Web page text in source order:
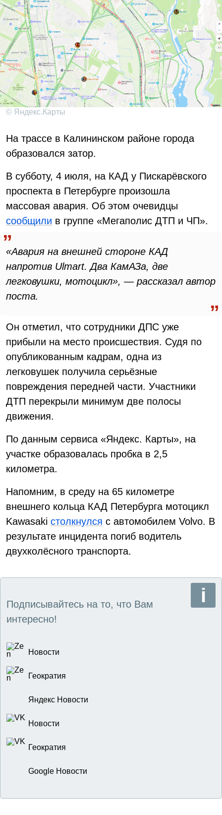
© Яндекс.Карты
На трассе в Калининском районе города
образовался затор.
В субботу, 4 июля, на КАД у Пискарёвского
проспекта в Петербурге произошла
массовая авария. Об этом очевидцы
сообщили в группе «Мегаполис ДТП и ЧП».
«Авария на внешней стороне КАД
напротив Ulmart. Два КамАЗа, две
легковушки, мотоцикл», — рассказал автор
поста.
Он отметил, что сотрудники ДПС уже
прибыли на место происшествия. Судя по
опубликованным кадрам, одна из
легковушек получила серьёзные
повреждения передней части. Участники
ДТП перекрыли минимум две полосы
движения.
По данным сервиса «Яндекс. Карты», на
участке образовалась пробка в 2,5
километра.
Напомним, в среду на 65 километре
внешнего кольца КАД Петербурга мотоцикл
Kawasaki столкнулся с автомобилем Volvo. В
результате инцидента погиб водитель
двухколёсного транспорта.
Подписывайтесь на то, что Вам
интересно!
Новости
Геократия
Яндекс Новости
Новости
Геократия
Google Новости